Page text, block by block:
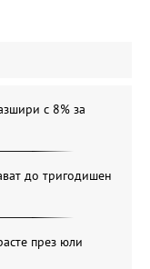
с 8% за
до тригодишен
през юли